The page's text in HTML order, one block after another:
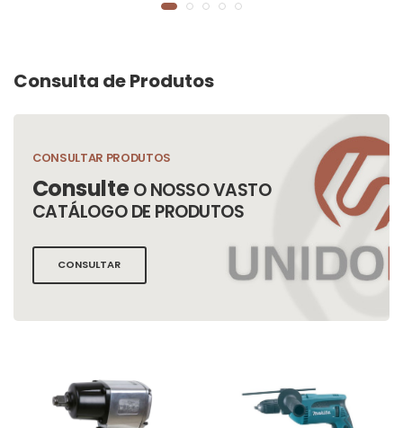
Consulta de Produtos
CONSULTAR PRODUTOS
ConsulteO NOSSO VASTO
CATÁLOGO DE PRODUTOS
CONSULTAR